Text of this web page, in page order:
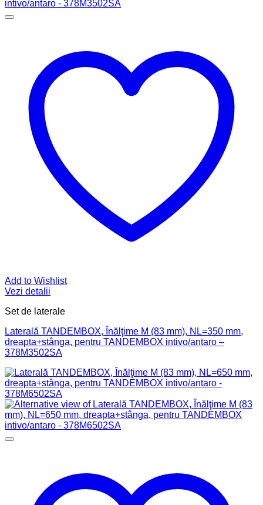
Add to Wishlist
Vezi detalii
Set de laterale
Laterală TANDEMBOX, Înălţime M (83 mm), NL=350 mm,
dreapta+stânga, pentru TANDEMBOX intivo/antaro –
378M3502SA